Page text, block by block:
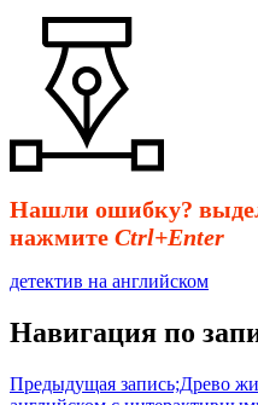
Нашли ошибку?
нажмите Ctrl+Enter
детектив на английском
Навигация по
Предыдущая запись;Древо